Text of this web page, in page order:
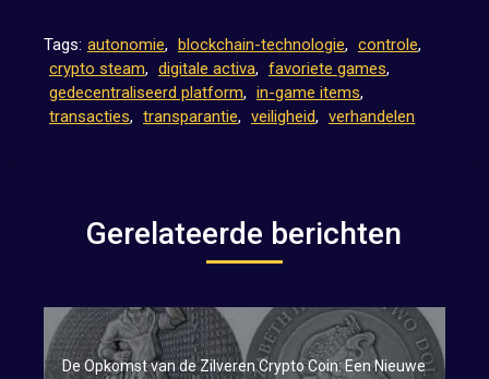
Tags: autonomie, blockchain-technologie, controle,
crypto steam, digitale activa, favoriete games,
gedecentraliseerd platform, in-game items,
transacties, transparantie, veiligheid, verhandelen
Gerelateerde berichten
De Opkomst van de Zilveren Crypto Coin: Een Nieuwe